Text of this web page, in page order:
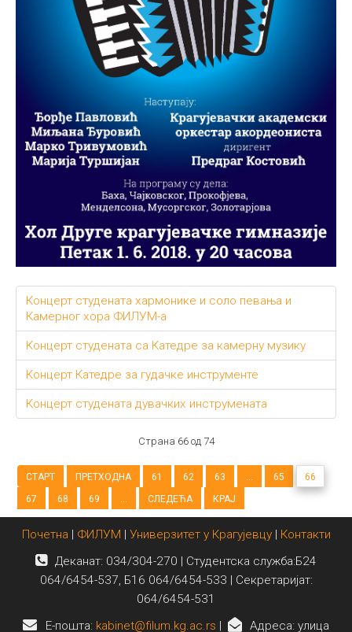
Концерт студената хармонике и соло певања и
Камерног хора ФИЛУМ-а
Концерт студената са Катедре за камерну музику
Концерт Катедре за гудачке инструменте
Концерт студената дувачких инструмената
Страна 66 од 74
СТАРТ ПРЕТХОДНА 61 62 63 65
66
67
68 69 СЛЕДЕЋА КРАЈ
Почетна | ФИЛУМ | Универзитет у Крагујевцу| Контакти
Деканат: 034/304-270 | Студентска служба:Б24
064/6454-537, Б16 064/6454-533 | Секретаријат:
064/6454-531
E-пошта: kabinet@filum.kg.ac.rs | Адреса: улица